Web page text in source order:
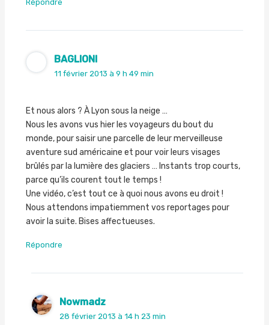
Répondre
BAGLIONI
11 février 2013 à 9 h 49 min
Et nous alors ? À Lyon sous la neige …
Nous les avons vus hier les voyageurs du bout du
monde, pour saisir une parcelle de leur merveilleuse
aventure sud américaine et pour voir leurs visages
brûlés par la lumière des glaciers … Instants trop courts,
parce qu’ils courent tout le temps !
Une vidéo, c’est tout ce à quoi nous avons eu droit !
Nous attendons impatiemment vos reportages pour
avoir la suite. Bises affectueuses.
Répondre
Nowmadz
28 février 2013 à 14 h 23 min